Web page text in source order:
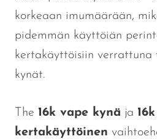
korkeaan imumäärään,
pidemmän käyttöiän
kertakäyttöisiin verrattuna
kynät.
The 16k vape kynä ja 16k
kertakäyttöinen